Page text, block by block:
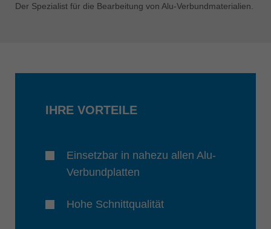
Der Spezialist für die Bearbeitung von Alu-Verbundmaterialien.
IHRE VORTEILE
Einsetzbar in nahezu allen Alu-
Verbundplatten
Hohe Schnittqualität